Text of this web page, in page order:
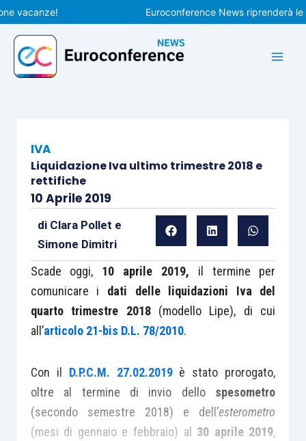
Vai
al
contenuto
Euroconference News riprenderà le
IVA
Liquidazione Iva ultimo trimestre 2018 e
rettifiche
10 Aprile 2019
di Clara Pollet e
Simone Dimitri
Scade oggi, 10 aprile 2019, il termine per
comunicare i dati delle liquidazioni Iva del
quarto trimestre 2018(modello Lipe), di cui
all’articolo 21-bis D.L. 78/2010.
Con il D.P.C.M. 27.02.2019è stato prorogato,
oltre al termine di invio dello spesometro
(secondo semestre 2018) e dell’esterometro
(mesi di gennaio e febbraio) al 30 aprile 2019,